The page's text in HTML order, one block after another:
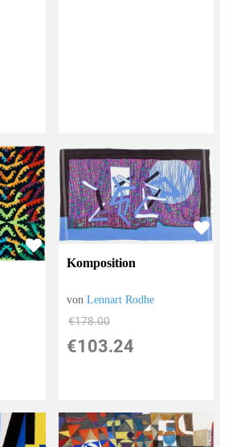
Komposition
vonLennart Rodhe
€178.00
€103.24